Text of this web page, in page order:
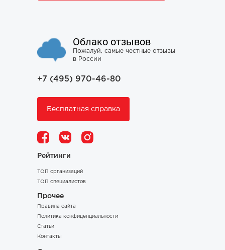
Облако отзывов
Пожалуй, самые честные отзывы
в России
+7 (495) 970-46-80
Бесплатная справка
Рейтинги
ТОП организаций
ТОП специалистов
Прочее
Правила сайта
Политика конфиденциальности
Статьи
Контакты